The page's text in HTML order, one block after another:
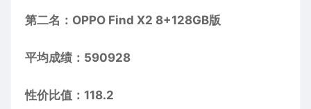
第二名：OPPO Find X2 8+128GB版
平均成绩：590928
性价比值：118.2